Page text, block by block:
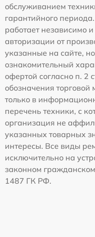
обслуживанием
гарантийного
работает независимо
авторизации от
указанные на сайте,
ознакомительный
офертой согласно п. 2
обозначения
только в
перечень техники, с
организация не
указанных товарных
интересы. Все виды
исключительно на
законном гражданском
1487 ГК РФ.